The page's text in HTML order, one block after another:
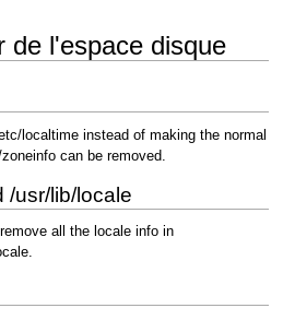
de l'espace disque
localtime instead of making the normal
can be removed.
/usr/lib/locale
all the locale info in